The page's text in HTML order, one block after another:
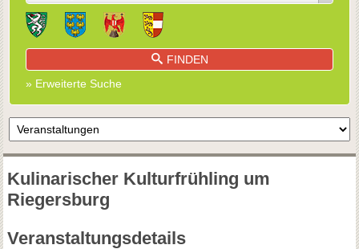
FINDEN
» Erweiterte Suche
Kulinarischer Kulturfrühling um
Riegersburg
Veranstaltungsdetails